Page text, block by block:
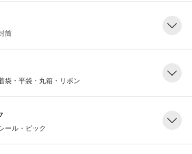
筒
袋・平袋・丸箱・リボン
ール・ピック